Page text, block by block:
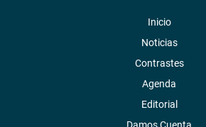
Inicio
Noticias
Contrastes
Agenda
Editorial